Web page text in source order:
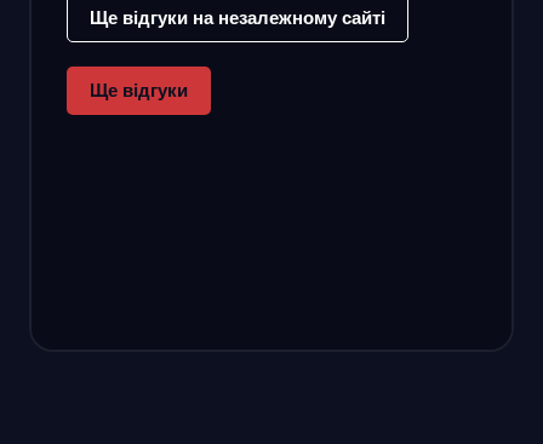
Ще відгуки на незалежному сайті
Ще відгуки